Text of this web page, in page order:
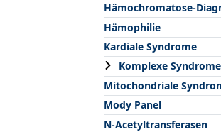
Hämochromatose-
Hämophilie
Kardiale Syndrome
Komplexe Syndrome
Mitochondriale
Mody Panel
N-Acetyltransferasen